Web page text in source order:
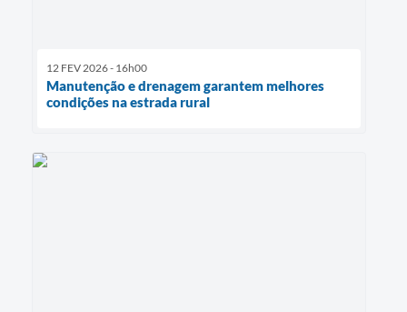
12 FEV 2026 - 16h00
Manutenção e drenagem garantem melhores
condições na estrada rural